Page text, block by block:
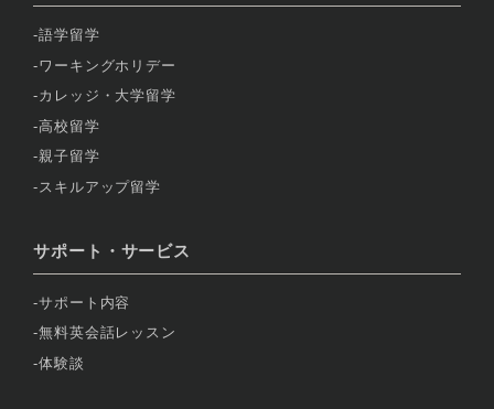
語学留学
ワーキングホリデー
カレッジ・大学留学
高校留学
親子留学
スキルアップ留学
サポート・サービス
サポート内容
無料英会話レッスン
体験談